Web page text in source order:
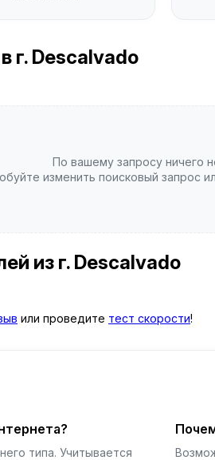
г. Descalvado
По вашему запросу ничего
изменить поисковый запрос
из г. Descalvado
или проведите тест скорости!
типа. Учитывается